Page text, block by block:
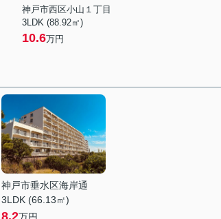
神戸市西区小山１丁目
3LDK (88.92㎡)
10.6万円
神戸市垂水区海岸通
3LDK (66.13㎡)
8.2